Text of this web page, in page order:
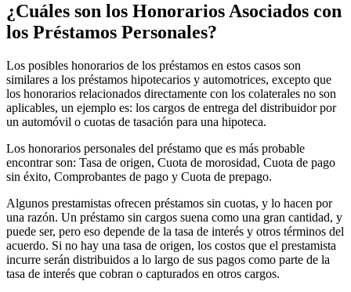
¿Cuáles son los Honorarios Asociados con
los Préstamos Personales?
Los posibles honorarios de los préstamos en estos casos son
similares a los préstamos hipotecarios y automotrices, excepto que
los honorarios relacionados directamente con los colaterales no son
aplicables, un ejemplo es: los cargos de entrega del distribuidor por
un automóvil o cuotas de tasación para una hipoteca.
Los honorarios personales del préstamo que es más probable
encontrar son: Tasa de origen, Cuota de morosidad, Cuota de pago
sin éxito, Comprobantes de pago y Cuota de prepago.
Algunos prestamistas ofrecen préstamos sin cuotas, y lo hacen por
una razón. Un préstamo sin cargos suena como una gran cantidad, y
puede ser, pero eso depende de la tasa de interés y otros términos del
acuerdo. Si no hay una tasa de origen, los costos que el prestamista
incurre serán distribuidos a lo largo de sus pagos como parte de la
tasa de interés que cobran o capturados en otros cargos.